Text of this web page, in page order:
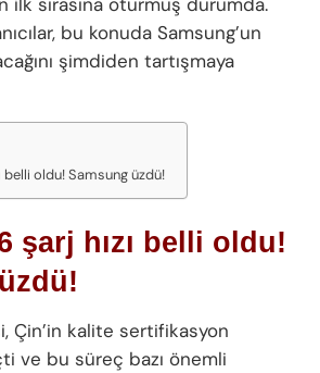
bu konuda Samsung’un
şimdiden tartışmaya
belli oldu! Samsung üzdü!
şarj hızı belli oldu!
Çin’in kalite sertifikasyon
ve bu süreç bazı önemli